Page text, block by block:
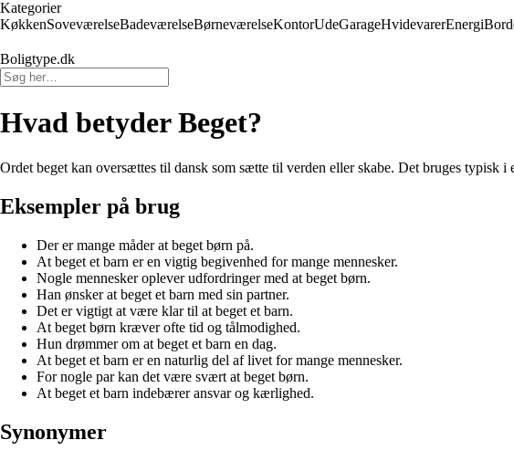
Kategorier
KøkkenSoveværelseBadeværelseBørneværelseKontorUdeGarageHvidevarerEnergi
Boligtype.dk
Hvad betyder Beget?
Ordet beget kan oversættes til dansk som sætte til verden eller skabe. Det bruges
Eksempler på brug
Der er mange måder at beget børn på.
At beget et barn er en vigtig begivenhed for mange mennesker.
Nogle mennesker oplever udfordringer med at beget børn.
Han ønsker at beget et barn med sin partner.
Det er vigtigt at være klar til at beget et barn.
At beget børn kræver ofte tid og tålmodighed.
Hun drømmer om at beget et barn en dag.
At beget et barn er en naturlig del af livet for mange mennesker.
For nogle par kan det være svært at beget børn.
At beget et barn indebærer ansvar og kærlighed.
Synonymer